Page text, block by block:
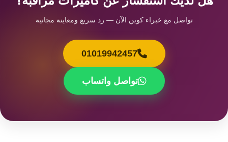
تواصل مع خبراء كوين الآن — رد سريع ومعاينة مجانية
01019942457
تواصل واتساب